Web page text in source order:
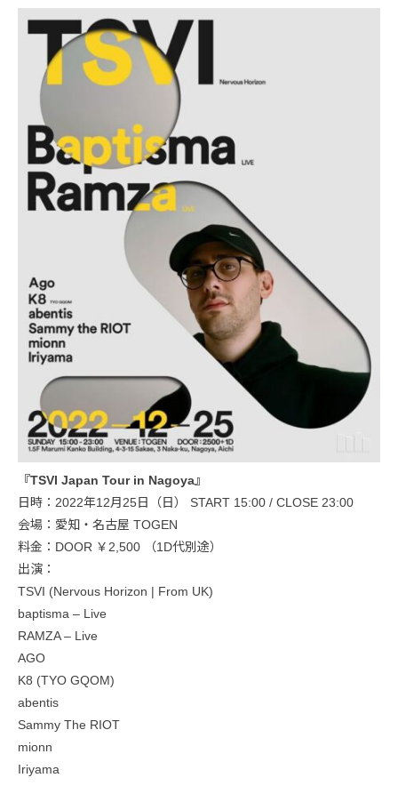
『TSVI Japan Tour in Nagoya』
日時：2022年12月25日（日） START 15:00 / CLOSE 23:00
会場：愛知・名古屋 TOGEN
料金：DOOR ￥2,500 （1D代別途）
出演：
TSVI (Nervous Horizon | From UK)
baptisma – Live
RAMZA – Live
AGO
K8 (TYO GQOM)
abentis
Sammy The RIOT
mionn
Iriyama